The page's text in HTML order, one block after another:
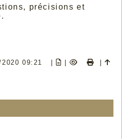
précisions et
2020 09:21 | | |